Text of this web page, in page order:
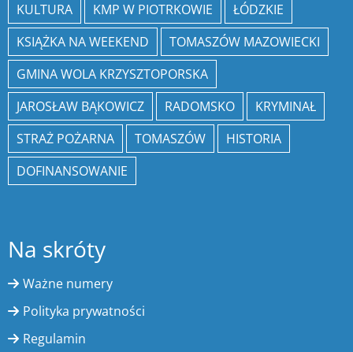
KULTURA
KMP W PIOTRKOWIE
ŁÓDZKIE
KSIĄŻKA NA WEEKEND
TOMASZÓW MAZOWIECKI
GMINA WOLA KRZYSZTOPORSKA
JAROSŁAW BĄKOWICZ
RADOMSKO
KRYMINAŁ
STRAŻ POŻARNA
TOMASZÓW
HISTORIA
DOFINANSOWANIE
Na skróty
Ważne numery
Polityka prywatności
Regulamin